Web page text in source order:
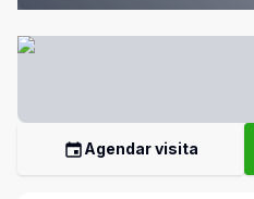
Agendar visita